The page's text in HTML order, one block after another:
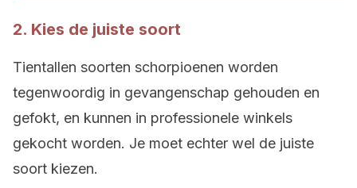
2. Kies de juiste soort
Tientallen soorten schorpioenen worden
tegenwoordig in gevangenschap gehouden en
gefokt, en kunnen in professionele winkels
gekocht worden. Je moet echter wel de juiste
soort kiezen.